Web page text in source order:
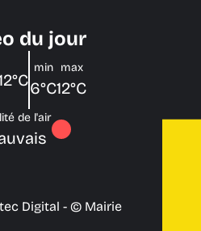
du jour
min
6°C
max
12°C
de l'air
Digital - © Mairie